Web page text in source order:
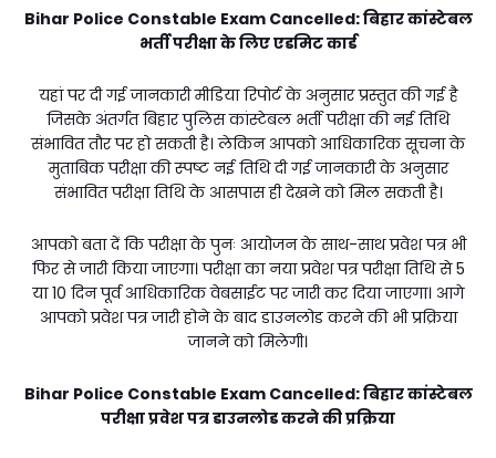
Bihar Police Constable Exam Cancelled:बिहार कांस्टेबल
भर्ती परीक्षा के लिए एडमिट कार्ड
यहां पर दी गई जानकारी मीडिया रिपोर्ट के अनुसार प्रस्तुत की गई है
जिसके अंतर्गत बिहार पुलिस कांस्टेबल भर्ती परीक्षा की नई तिथि
संभावित तौर पर हो सकती है। लेकिन आपको आधिकारिक सूचना के
मुताबिक परीक्षा की स्पष्ट नई तिथि दी गई जानकारी के अनुसार
संभावित परीक्षा तिथि के आसपास ही देखने को मिल सकती है।
आपको बता दें कि परीक्षा के पुनः आयोजन के साथ-साथ प्रवेश पत्र भी
फिर से जारी किया जाएगा। परीक्षा का नया प्रवेश पत्र परीक्षा तिथि से 5
या 10 दिन पूर्व आधिकारिक वेबसाईट पर जारी कर दिया जाएगा। आगे
आपको प्रवेश पत्र जारी होने के बाद डाउनलोड करने की भी प्रक्रिया
जानने को मिलेगी।
Bihar Police Constable Exam Cancelled:बिहार कांस्टेबल
परीक्षा प्रवेश पत्र डाउनलोड करने की प्रक्रिया